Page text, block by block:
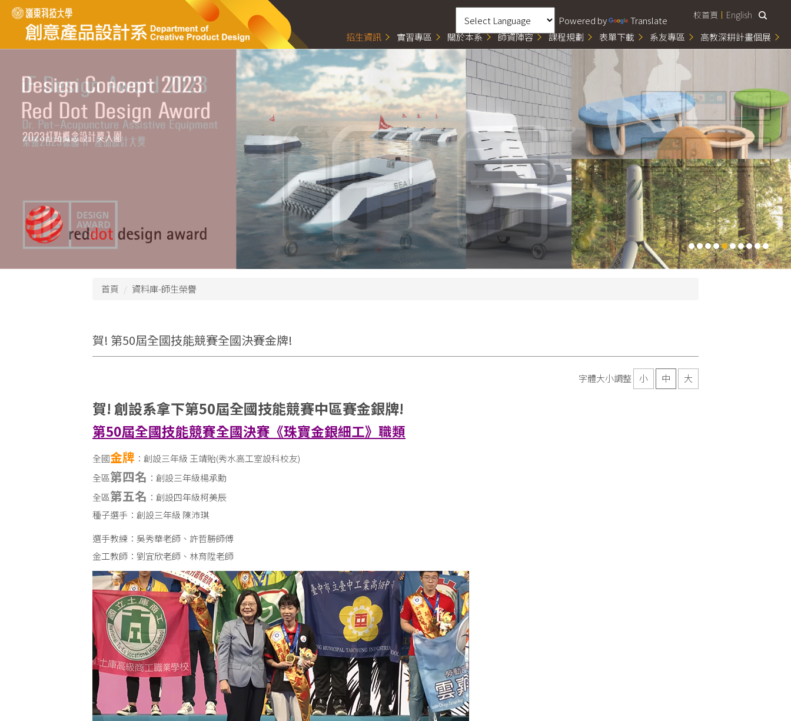
跳
到
要
Powered by Translate 校首頁 English
招生資訊 實習專區 關於本系 師資陣容 課程規劃 表單下載 系友專區 高教深耕計畫個展
首頁 資料庫-師生榮譽
賀! 第50屆全國技能競賽全國決賽金牌!
字體大小調整 小 中 大
賀! 創設系拿下第50屆全國技能競賽中區賽金銀牌!
第50屆全國技能競賽全國決賽《珠寶金銀細工》職類
全國金牌 ：創設三年級 王靖貽(秀水高工室設科校友)
全區第四名 ：創設三年級楊承勳
全區第五名 ：創設四年級柯美辰
種子選手：創設三年級 陳沛琪
選手教練：吳秀華老師、許哲勝師傅
金工教師：劉宜欣老師、林育陞老師